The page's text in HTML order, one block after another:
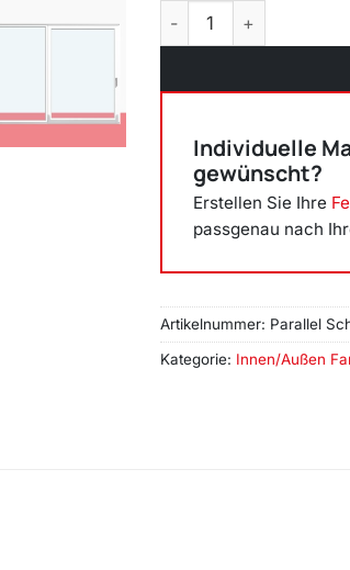
Parallel Schiebe Kipp
Individuelle
gewünscht?
Erstellen Sie Ihre
passgenau nach
Artikelnummer: Parallel
Kategorie: Innen/Außen